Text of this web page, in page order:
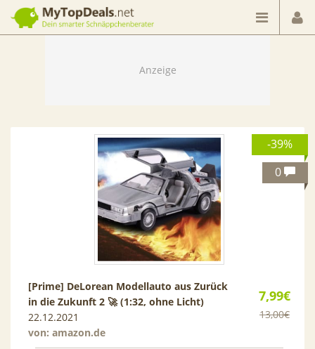
Dein smarter Schnäppchenberater
-39%
0
7,99€
13,00€
[Prime] DeLorean Modellauto aus Zurück
in die Zukunft 2 🚀 (1:32, ohne Licht)
22.12.2021
von: amazon.de